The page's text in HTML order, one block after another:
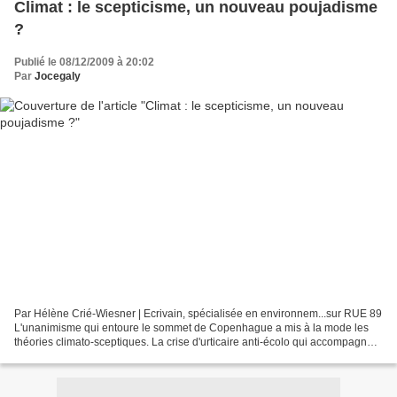
Climat : le scepticisme, un nouveau poujadisme
?
Publié le 08/12/2009 à 20:02
Par Jocegaly
Par Hélène Crié-Wiesner | Ecrivain, spécialisée en environnem...sur RUE 89
L'unanimisme qui entoure le sommet de Copenhague a mis à la mode les
théories climato-sceptiques. La crise d'urticaire anti-écolo qui accompagne